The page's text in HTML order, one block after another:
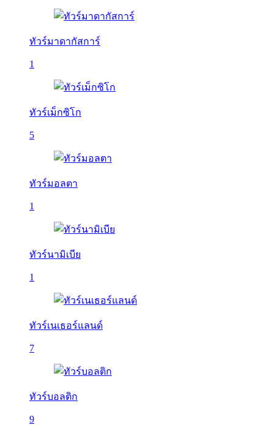
ทัวร์มาดากัสการ์
1
ทัวร์เม็กซิโก
5
ทัวร์มอลตา
1
ทัวร์นามิเบีย
1
ทัวร์เนเธอร์แลนด์
7
ทัวร์บอลติก
9